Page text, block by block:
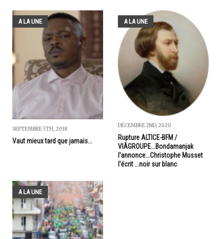
A LA UNE
SEPTEMBRE 5TH, 2018
Vaut mieux tard que jamais...
A LA UNE
DÉCEMBRE 2ND, 2020
Rupture ALTICE-BFM /
VIÀGROUPE...Bondamanjak
l'annonce...Christophe Musset
l'écrit ...noir sur blanc
A LA UNE